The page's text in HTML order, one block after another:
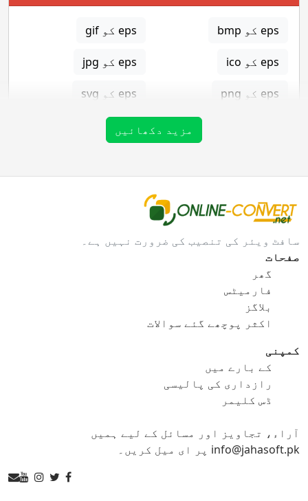
eps کو bmp eps کو gif
eps کو ico eps کو jpg
eps کو png eps کو svg
gif کنورٹر
gif کو bmp
gif کو ico
gif کو png
gif کو tga
ico کو bmp
ico کو gif ico کو jpg
مزید دکھائیں
سافٹ ویئر کی تنصیب کی ضرورت نہیں ہے۔
صفحات
گھر
فارمیٹس
بلاگز
اکثر پوچھے گئے سوالات
کمپنی
کے بارے میں
رازداری کی پالیسی
ڈس کلیمر
آراء، تجاویز اور مسائل کے لیے ہمیں
info@jahasoft.pk پر ای میل کریں۔